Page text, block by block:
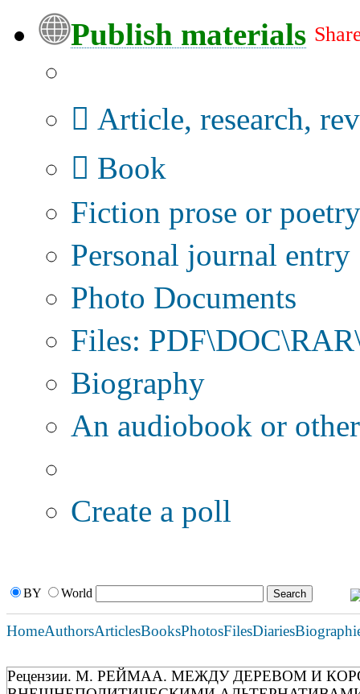
Publish materials
Article, research,
Book
Fiction prose or poetry
Personal journal entry
Photo Documents
Files:
Biography
An audiobook or
Create a poll
BY World
HomeAuthorsArticlesBooksPhotosFilesDiaries
Рецензии. М. РЕЙМАА. МЕЖДУ ДЕРЕВОМ И